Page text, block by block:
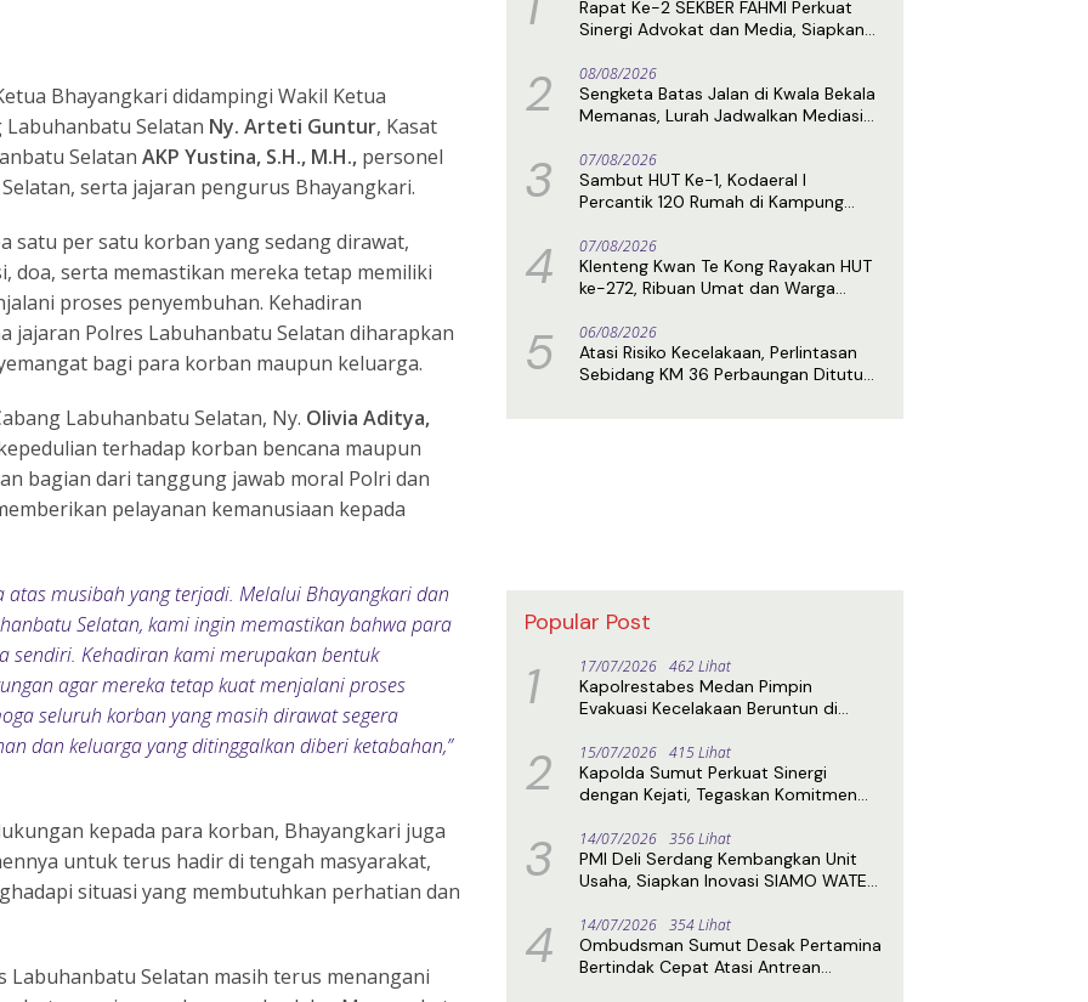
Bhayangkari didampingi Wakil Ketua
Selatan Ny. Arteti Guntur, Kasat
Selatan AKP Yustina, S.H., M.H., personel
serta jajaran pengurus Bhayangkari.
satu per satu korban yang sedang dirawat,
doa, serta memastikan mereka tetap memiliki
proses penyembuhan. Kehadiran
jajaran Polres Labuhanbatu Selatan diharapkan
bagi para korban maupun keluarga.
Labuhanbatu Selatan, Ny. Olivia Aditya,
terhadap korban bencana maupun
bagian dari tanggung jawab moral Polri dan
pelayanan kemanusiaan kepada
atas musibah yang terjadi. Melalui Bhayangkari dan
Selatan, kami ingin memastikan bahwa para
sendiri. Kehadiran kami merupakan bentuk
agar mereka tetap kuat menjalani proses
seluruh korban yang masih dirawat segera
dan keluarga yang ditinggalkan diberi ketabahan,”
kepada para korban, Bhayangkari juga
untuk terus hadir di tengah masyarakat,
situasi yang membutuhkan perhatian dan
Labuhanbatu Selatan masih terus menangani
Rapat Ke-2 SEKBER FAHMI Perkuat
Sinergi Advokat dan Media, Siapkan
2 08/08/2026
Sengketa Batas Jalan di Kwala Bekala
Memanas, Lurah Jadwalkan Mediasi
3 07/08/2026
Sambut HUT Ke-1, Kodaeral I
Percantik 120 Rumah di Kampung
4 07/08/2026
Klenteng Kwan Te Kong Rayakan HUT
ke-272, Ribuan Umat dan Warga
5 06/08/2026
Atasi Risiko Kecelakaan, Perlintasan
Sebidang KM 36 Perbaungan Ditutup
Popular Post
1 17/07/2026 462 Lihat
Kapolrestabes Medan Pimpin
Evakuasi Kecelakaan Beruntun di
Kembali Normal
2 15/07/2026 415 Lihat
Kapolda Sumut Perkuat Sinergi
dengan Kejati, Tegaskan Komitmen
3 14/07/2026 356 Lihat
PMI Deli Serdang Kembangkan Unit
Usaha, Siapkan Inovasi SIAMO WATER
4 14/07/2026 354 Lihat
Ombudsman Sumut Desak Pertamina
Bertindak Cepat Atasi Antrean